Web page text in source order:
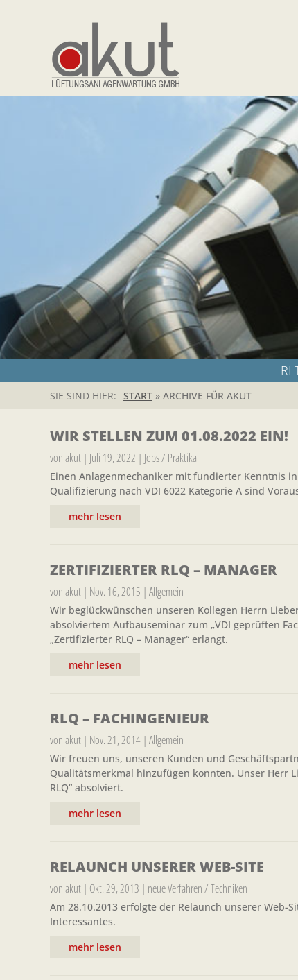
SIE SIND HIER: START » ARCHIVE FÜR AKUT
WIR STELLEN ZUM 01.08.2022 EIN!
vonakut | Juli 19, 2022 | Jobs / Praktika
Einen Anlagenmechaniker mit fundierter Kenntnis
Qualifizierung nach VDI 6022 Kategorie A sind
mehr lesen
ZERTIFIZIERTER RLQ – MANAGER
vonakut | Nov. 16, 2015 | Allgemein
Wir beglückwünschen unseren Kollegen Herrn
absolviertem Aufbauseminar zum „VDI geprüften
„Zertifizierter RLQ – Manager“ erlangt.
mehr lesen
RLQ – FACHINGENIEUR
vonakut | Nov. 21, 2014 | Allgemein
Wir freuen uns, unseren Kunden und
Qualitätsmerkmal hinzufügen konnten. Unser Herr
RLQ“ absolviert.
mehr lesen
RELAUNCH UNSERER WEB-SITE
vonakut | Okt. 29, 2013 | neue Verfahren / Techniken
Am 28.10.2013 erfolgte der Relaunch unserer Web-
Interessantes.
mehr lesen